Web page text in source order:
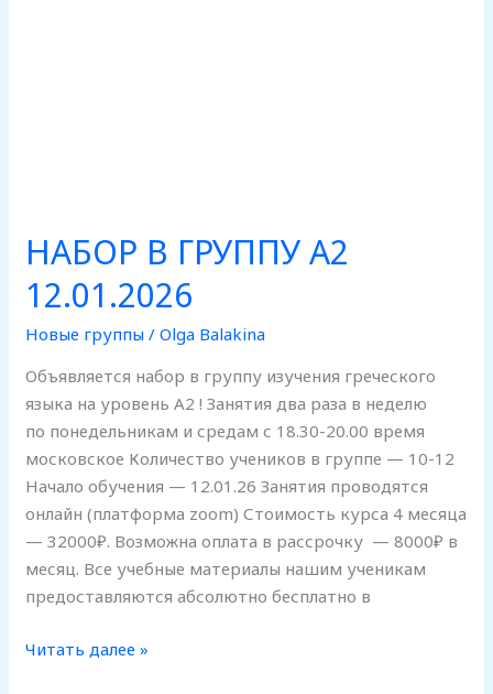
НАБОР В ГРУППУ А2
12.01.2026
Новые группы /Olga Balakina
Объявляется набор в группу изучения греческого
языка на уровень А2 ! Занятия два раза в неделю
по понедельникам и средам с 18.30-20.00 время
московское Количество учеников в группе — 10-12
Начало обучения — 12.01.26 Занятия проводятся
онлайн (платформа zoom) Стоимость курса 4 месяца
— 32000₽. Возможна оплата в рассрочку — 8000₽ в
месяц. Все учебные материалы нашим ученикам
предоставляются абсолютно бесплатно в
Читать далее »